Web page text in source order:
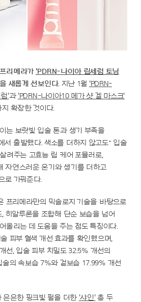
리메라가 'PDRN-나이아 립세럼 토닝
을 새롭게 선보인다. 지난 1월 'PDRN-
'과 'PDRN-나이아10 메가 샷 겔 마스크'
확장한 것이다.
는 보랏빛 입술 톤과 생기 부족을
서 출발했다. 색소를 더하지 않고도* 입술
려주는 고효능 립 케어 포뮬러로,
자연스러운 온기와 생기를 더하고
로 가꿔준다.
프리메라만의 믹솔로지 기술을 바탕으로
, 히알루론을 조합해 단순 보습을 넘어
올리는 데 도움을 주는 점도 특징이다.
피부 혈색 개선 효과를 확인했으며,
선, 입술 피부 치밀도 32.5% 개선의
술의 속보습 7%와 겉보습 17.99% 개선
은은한 핑크빛 펄을 더한 '샤인'총 두